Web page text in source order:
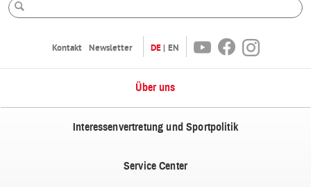
Kontakt Newsletter DE EN YoutubeFacebookInstagram
Über uns
Interessenvertretung und Sportpolitik
Service Center